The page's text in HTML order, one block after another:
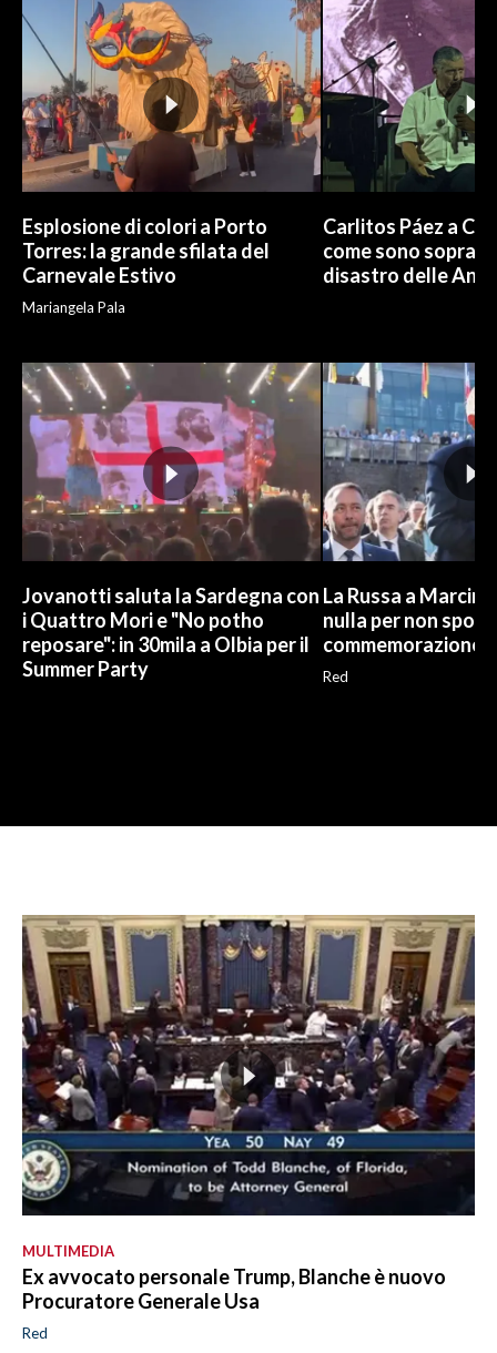
Esplosione di colori a Porto
Torres: la grande sfilata del
Carnevale Estivo
Mariangela Pala
Carlitos Páez a
come sono
disastro delle
Jovanotti saluta la Sardegna con
i Quattro Mori e "No potho
reposare": in 30mila a Olbia per il
Summer Party
La Russa a
nulla per non
commemorazione
Red
MULTIMEDIA
Ex avvocato personale Trump, Blanche è nuovo
Procuratore Generale Usa
Red